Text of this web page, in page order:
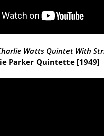
Watts Quintet With
Parker Quintette [1949]